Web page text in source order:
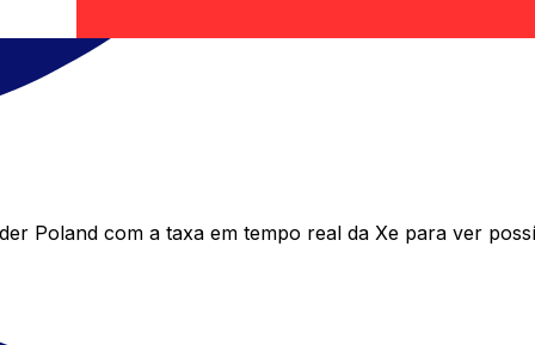
Poland com a taxa em tempo real da Xe para ver